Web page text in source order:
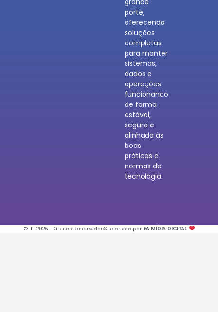
porte,
oferecendo
soluções
completas
para manter
sistemas,
dados e
operações
funcionando
de forma
estável,
segura e
alinhada às
boas
práticas e
normas de
tecnologia.
© TI 2026 - Direitos ReservadosSite criado por EA MÍDIA DIGITAL